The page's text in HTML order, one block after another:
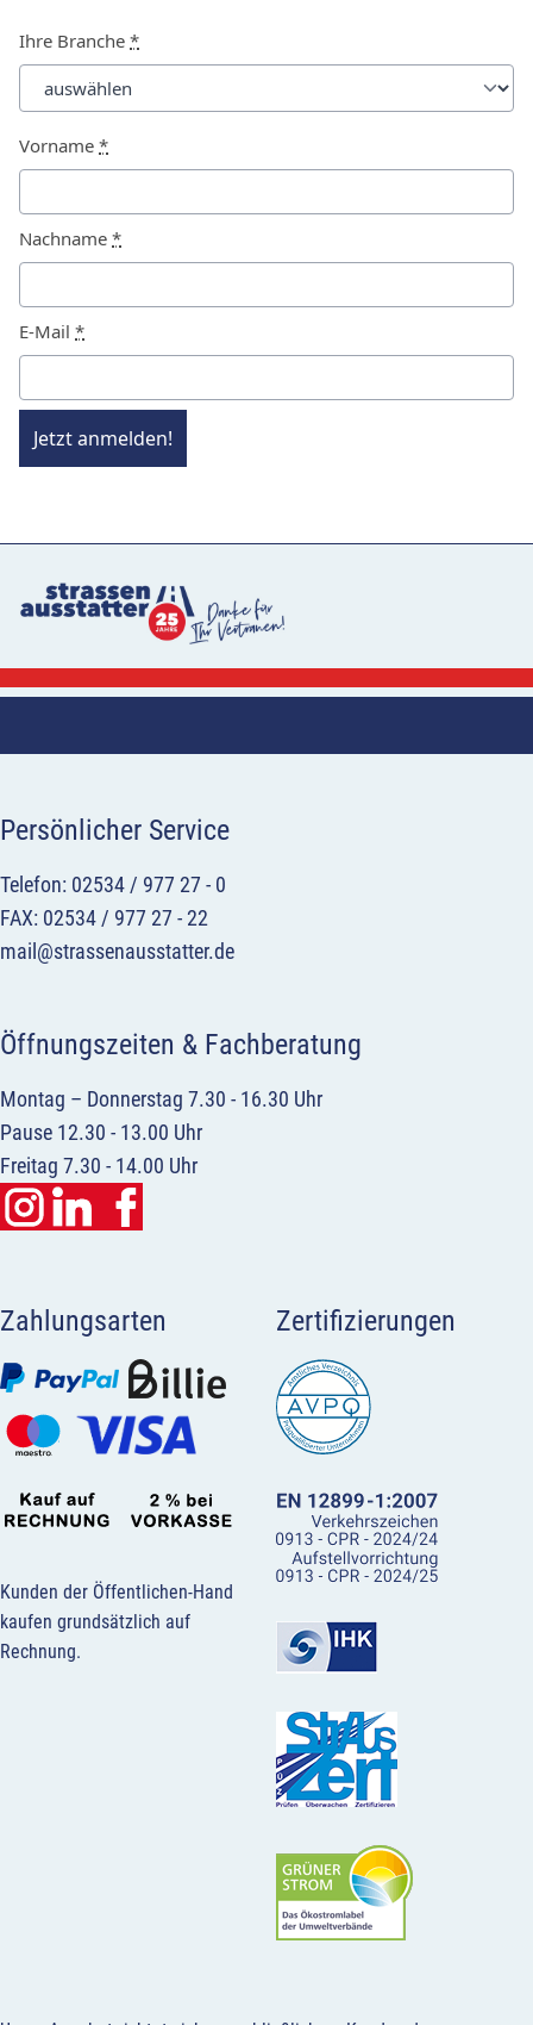
Ihre Branche *
Vorname *
Nachname *
E-Mail *
Jetzt anmelden!
Persönlicher Service
Telefon: 02534 / 977 27 - 0
FAX: 02534 / 977 27 - 22
mail@strassenausstatter.de
Öffnungszeiten & Fachberatung
Montag – Donnerstag 7.30 - 16.30 Uhr
Pause 12.30 - 13.00 Uhr
Freitag 7.30 - 14.00 Uhr
Zahlungsarten
Kunden der Öffentlichen-Hand
kaufen grundsätzlich auf
Rechnung.
Zertifizierungen